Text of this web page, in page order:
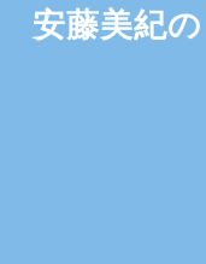
安藤美紀